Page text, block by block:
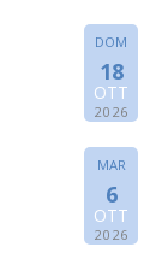
DOM
18
OTT
2026
MAR
6
OTT
2026